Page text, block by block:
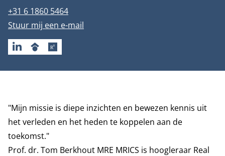
Telefoonnummer
+31 6 1860 5464
E-mailadres
Stuur mij een e-mail
LINKEDINGOOGLESCHOLAR
RESEARCHGATE
"Mijn missie is diepe inzichten en bewezen kennis uit
het verleden en het heden te koppelen aan de
toekomst."
Prof. dr. Tom Berkhout MRE MRICS is hoogleraar Real